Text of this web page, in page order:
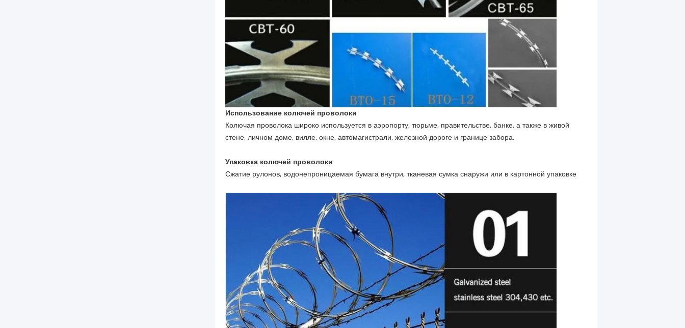
Использование колючей проволоки
Колючая проволока широко используется в аэропорту, тюрьме, правительстве, банке, а также в живой
стене, личном доме, вилле, окне, автомагистрали, железной дороге и границе забора.
Упаковка колючей проволоки
Сжатие рулонов, водонепроницаемая бумага внутри, тканевая сумка снаружи или в картонной упаковке